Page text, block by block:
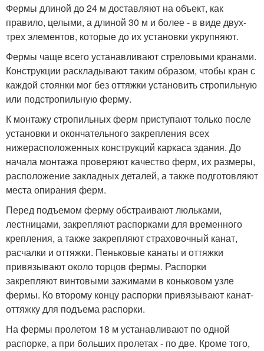
Фермы длиной до 24 м доставляют на объект, как
правило, целыми, а длиной 30 м и более - в виде двух-
трех элементов, которые до их установки укрупняют.
Фермы чаще всего устанавливают стреловыми кранами.
Конструкции раскладывают таким образом, чтобы кран с
каждой стоянки мог без оттяжки установить стропильную
или подстропильную ферму.
К монтажу стропильных ферм приступают только после
установки и окончательного закрепления всех
нижерасположенных конструкций каркаса здания. До
начала монтажа проверяют качество ферм, их размеры,
расположение закладных деталей, а также подготовляют
места опирания ферм.
Перед подъемом ферму обстраивают люльками,
лестницами, закрепляют распорками для временного
крепления, а также закрепляют страховочный канат,
расчалки и оттяжки. Пеньковые канаты и оттяжки
привязывают около торцов фермы. Распорки
закрепляют винтовыми зажимами в коньковом узле
фермы. Ко второму концу распорки привязывают канат-
оттяжку для подъема распорки.
На фермы пролетом 18 м устанавливают по одной
распорке, а при больших пролетах - по две. Кроме того,